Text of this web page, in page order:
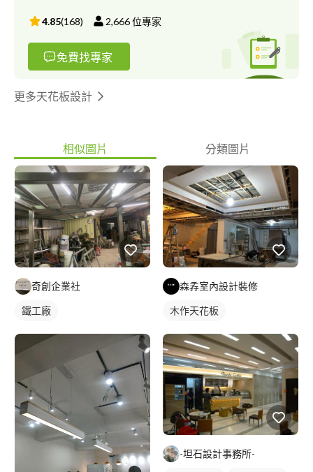
4.85(168) 2,666位專家
免費找專家
更多天花板設計
相似圖片 分類圖片
奇創企業社
鐵工廠
森孨室內設計裝修
木作天花板
-坦石設計事務所-